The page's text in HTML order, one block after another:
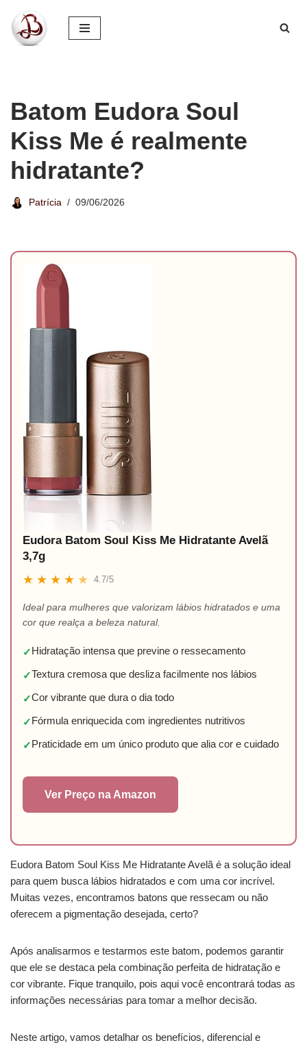
Pular
Batom Eudora Soul
Kiss Me é realmente
hidratante?
Patrícia 09/06/2026
Eudora Batom Soul Kiss Me Hidratante Avelã
3,7g
★ ★ ★ ★ ★ 4.7/5
Ideal para mulheres que valorizam lábios hidratados e uma
cor que realça a beleza natural.
✓Hidratação intensa que previne o ressecamento
✓Textura cremosa que desliza facilmente nos lábios
✓Cor vibrante que dura o dia todo
✓Fórmula enriquecida com ingredientes nutritivos
✓Praticidade em um único produto que alia cor e cuidado
Ver Preço na Amazon
Eudora Batom Soul Kiss Me Hidratante Avelã é a solução ideal
para quem busca lábios hidratados e com uma cor incrível.
Muitas vezes, encontramos batons que ressecam ou não
oferecem a pigmentação desejada, certo?
Após analisarmos e testarmos este batom, podemos garantir
que ele se destaca pela combinação perfeita de hidratação e
cor vibrante. Fique tranquilo, pois aqui você encontrará todas as
informações necessárias para tomar a melhor decisão.
Neste artigo, vamos detalhar os benefícios, diferencial e